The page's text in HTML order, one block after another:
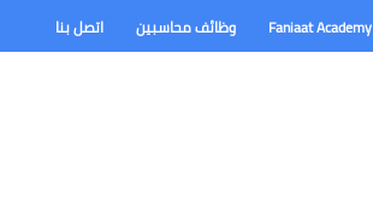
Faniaat Academy وظائف محاسبين اتصل بنا